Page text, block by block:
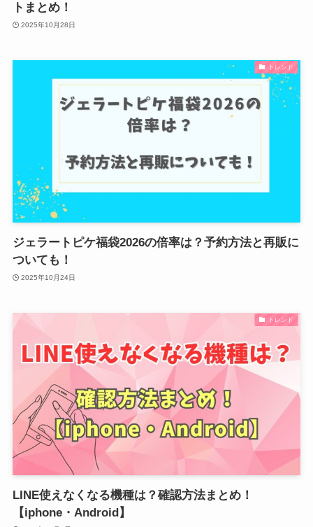
トまとめ！
2025年10月28日
トレンド
ジェラートピケ福袋2026の倍率は？予約方法と再販に
ついても！
2025年10月24日
トレンド
LINE使えなくなる機種は？確認方法まとめ！
【iphone・Android】